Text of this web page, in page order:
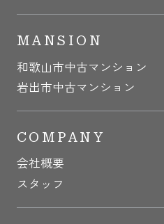
MANSION
和歌山市中古マンション
岩出市中古マンション
COMPANY
会社概要
スタッフ